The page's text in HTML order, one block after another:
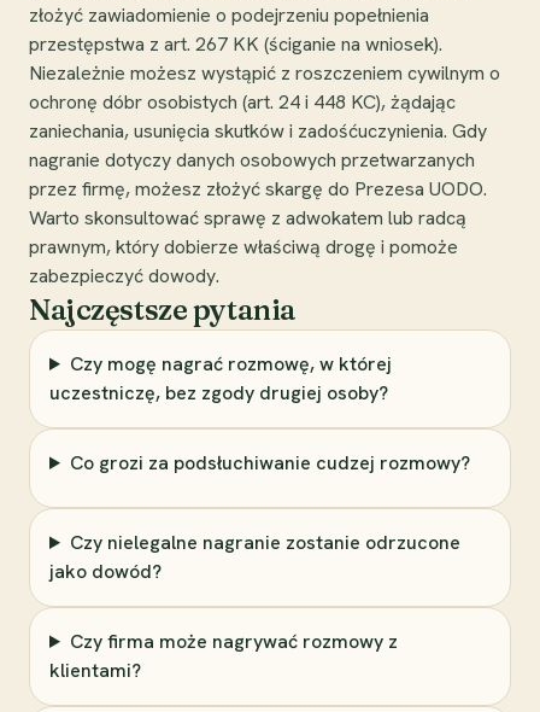
złożyć zawiadomienie o podejrzeniu popełnienia
przestępstwa z art. 267 KK (ściganie na wniosek).
Niezależnie możesz wystąpić z roszczeniem cywilnym o
ochronę dóbr osobistych (art. 24 i 448 KC), żądając
zaniechania, usunięcia skutków i zadośćuczynienia. Gdy
nagranie dotyczy danych osobowych przetwarzanych
przez firmę, możesz złożyć skargę do Prezesa UODO.
Warto skonsultować sprawę z adwokatem lub radcą
prawnym, który dobierze właściwą drogę i pomoże
zabezpieczyć dowody.
Najczęstsze pytania
Czy mogę nagrać rozmowę, w której
uczestniczę, bez zgody drugiej osoby?
Co grozi za podsłuchiwanie cudzej rozmowy?
Czy nielegalne nagranie zostanie odrzucone
jako dowód?
Czy firma może nagrywać rozmowy z
klientami?